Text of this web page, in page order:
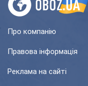
Про компанію
Правова інформація
Реклама на сайті